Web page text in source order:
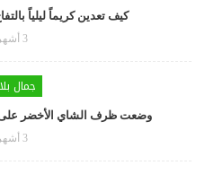
كيف تعدين كريماً ليلياً
3 أشهر منذ
جمال
وضعت ظرف الشاي الأخضر على
3 أشهر منذ